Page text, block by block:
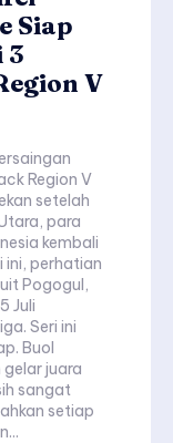
Siap
3
V
Region V
setelah
para
kembali
ini, perhatian
Pogogul,
Juli
ini
Buol
juara
sangat
setiap